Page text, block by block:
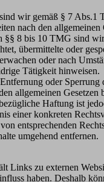
wir gemäß § 7 Abs.1
nach den allgemeinen
§§ 8 bis 10 TMG sind
übermittelte oder
oder nach
Tätigkeit hinweisen.
oder Sperrung
allgemeinen Gesetzen
Haftung ist
einer konkreten
entsprechenden
umgehend entfernen.
Links zu externen
haben. Deshalb